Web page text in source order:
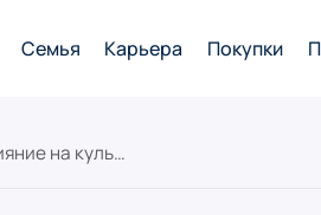
Семья Карьера Покупки
Забытые ордена СССР: их влияние на культуру и общество и современные исследования